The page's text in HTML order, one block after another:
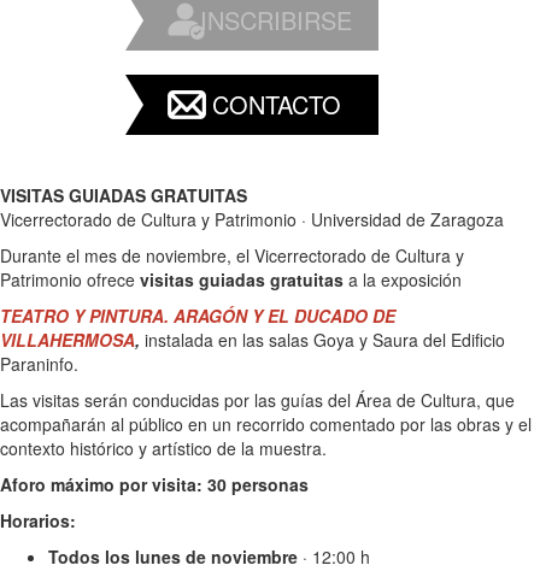
INSCRIBIRSE
CONTACTO
VISITAS GUIADAS GRATUITAS
Vicerrectorado de Cultura y Patrimonio · Universidad de Zaragoza
Durante el mes de noviembre, el Vicerrectorado de Cultura y
Patrimonio ofrece visitas guiadas gratuitas a la exposición
TEATRO Y PINTURA. ARAGÓN Y EL DUCADO DE
VILLAHERMOSA, instalada en las salas Goya y Saura del Edificio
Paraninfo.
Las visitas serán conducidas por las guías del Área de Cultura, que
acompañarán al público en un recorrido comentado por las obras y el
contexto histórico y artístico de la muestra.
Aforo máximo por visita: 30 personas
Horarios:
Todos los lunes de noviembre · 12:00 h